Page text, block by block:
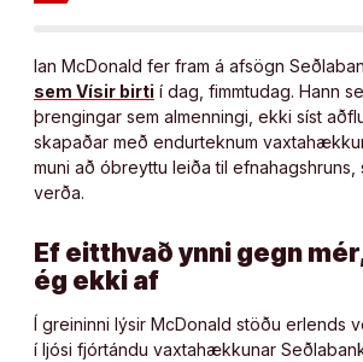
Ian McDonald fer fram á afsögn
sem Vísir birti í dag, fimmtudag. Hann
þrengingar sem almenningi, ekki síst
skapaðar með endurteknum
muni að óbreyttu leiða til efnahagshruns,
verða.
Ef eitthvað ynni gegn
ég ekki af
Í greininni lýsir McDonald stöðu erlends
í ljósi fjórtándu vaxtahækkunar